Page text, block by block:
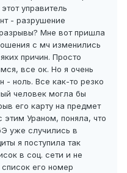
управитель
- разрушение
Мне вот пришла
с мч изменились
причин. Просто
все ок. Но я очень
ноль. Все как-то резко
человек могла бы
его карту на предмет
этим Ураном, поняла, что
уже случились в
я поступила так
в соц. сети и не
его номер